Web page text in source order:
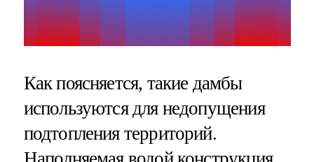
Как поясняется, такие дамбы
используются для недопущения
подтопления территорий.